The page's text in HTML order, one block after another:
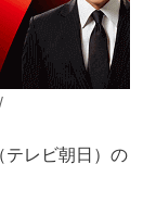
テレビ朝日）の